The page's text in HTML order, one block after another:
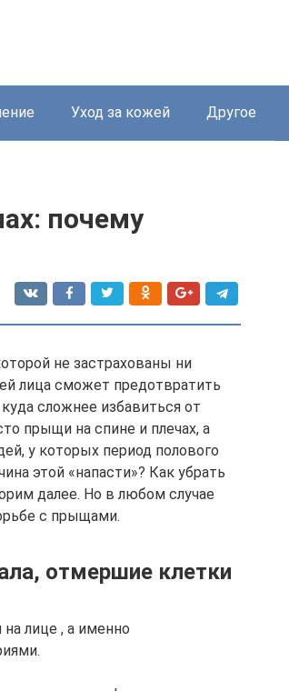
Уход за кожей Другое
почему
не застрахованы ни
лица сможет предотвратить
сложнее избавиться от
прыщи на спине и плечах, а
у которых период полового
этой «напасти»? Как убрать
далее. Но в любом случае
с прыщами.
отмершие клетки
лице , а именно